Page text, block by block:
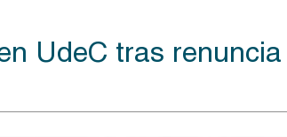
UdeC tras renuncia